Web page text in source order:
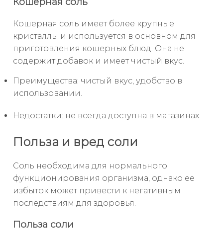
Кошерная соль имеет более крупные
кристаллы и используется в основном для
приготовления кошерных блюд. Она не
содержит добавок и имеет чистый вкус.
Преимущества: чистый вкус, удобство в
использовании.
Недостатки: не всегда доступна в магазинах.
Польза и вред соли
Соль необходима для нормального
функционирования организма, однако ее
избыток может привести к негативным
последствиям для здоровья.
Польза соли